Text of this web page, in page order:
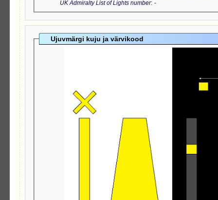
UK Admiralty List of Lights number -
Ujuvmärgi kuju ja värvikood